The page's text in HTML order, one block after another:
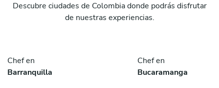
Descubre ciudades de Colombia donde podrás disfrutar
de nuestras experiencias.
Chef en
Barranquilla
Chef en
Bucaramanga